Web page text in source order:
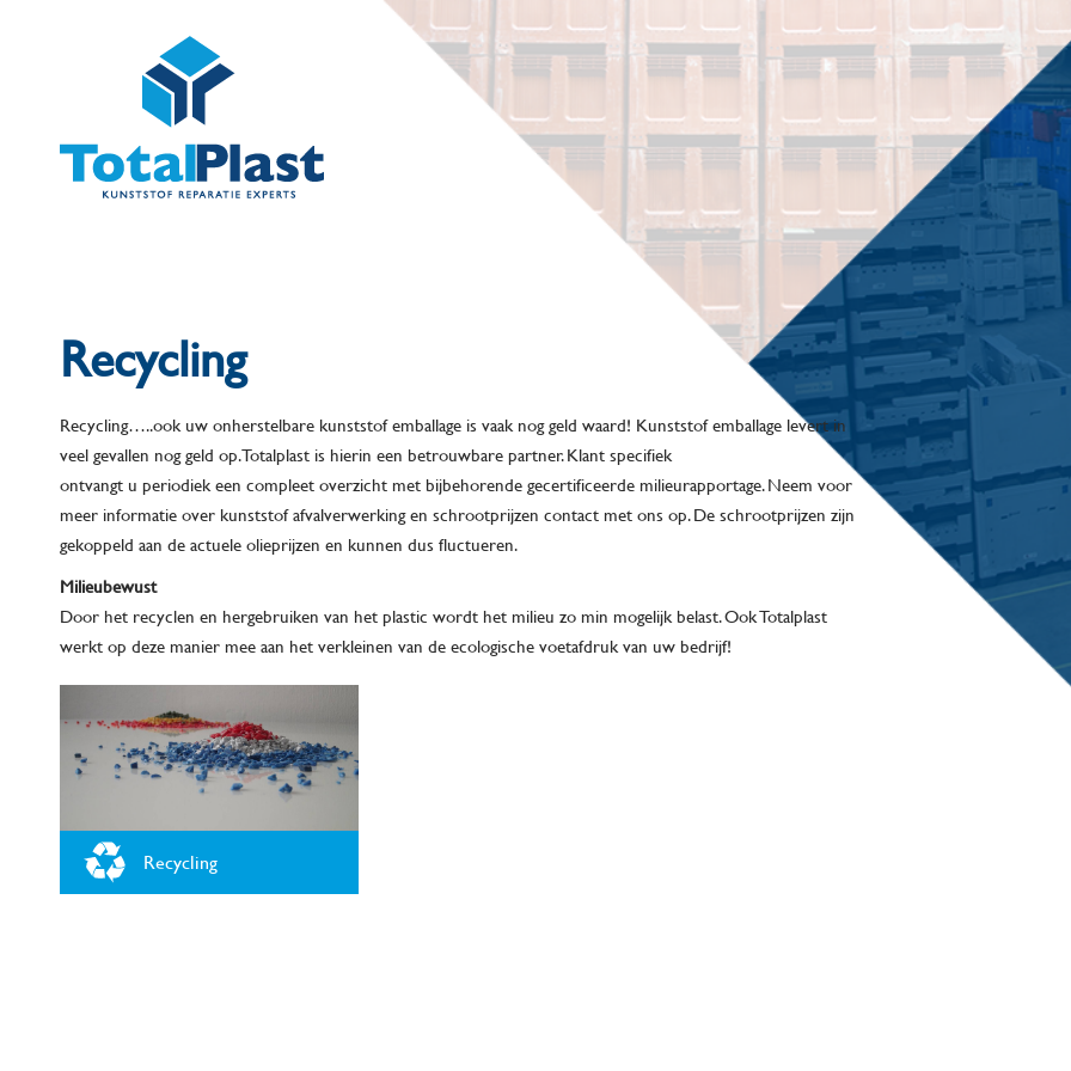
Recycling
Recycling…..ook uw onherstelbare kunststof emballage is vaak nog geld waard! Kunststof emballage levert in
veel gevallen nog geld op. Totalplast is hierin een betrouwbare partner. Klant specifiek
ontvangt u periodiek een compleet overzicht met bijbehorende gecertificeerde milieurapportage. Neem voor
meer informatie over kunststof afvalverwerking en schrootprijzen contact met ons op. De schrootprijzen zijn
gekoppeld aan de actuele olieprijzen en kunnen dus fluctueren.
Milieubewust
Door het recyclen en hergebruiken van het plastic wordt het milieu zo min mogelijk belast. Ook Totalplast
werkt op deze manier mee aan het verkleinen van de ecologische voetafdruk van uw bedrijf!
Recycling